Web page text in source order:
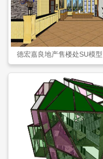
德宏嘉良地产售楼处SU模型